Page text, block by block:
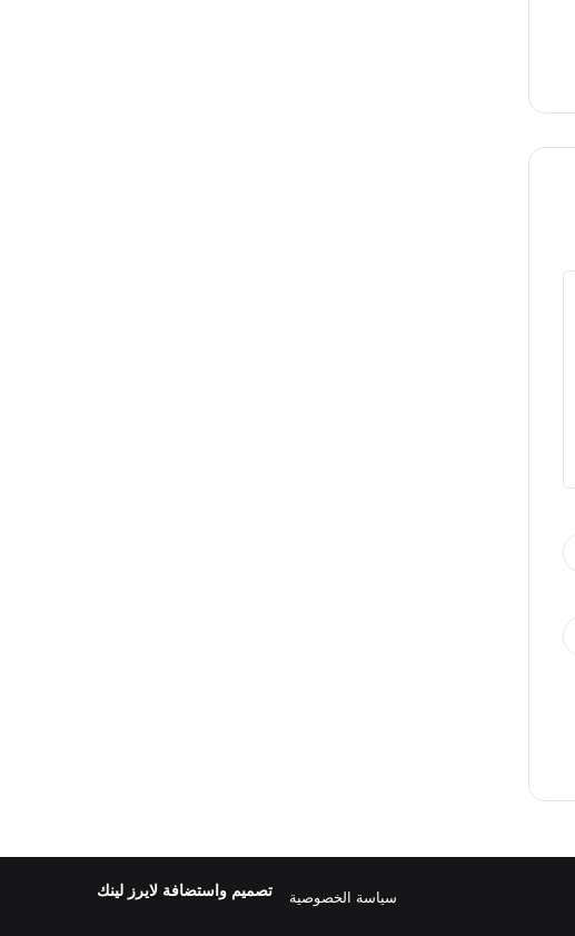
تصميم واستضافة لايرز لينك سياسة الخصوصية